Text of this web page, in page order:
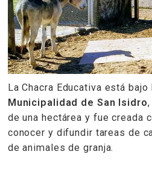
La Chacra Educativa está
Municipalidad de San Isidro
de una hectárea y fue creada
conocer y difundir tareas de
de animales de granja.